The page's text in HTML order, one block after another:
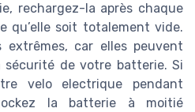
rechargez-la après chaque
qu’elle soit totalement vide.
extrêmes, car elles peuvent
de votre batterie. Si
velo electrique pendant
la batterie à moitié